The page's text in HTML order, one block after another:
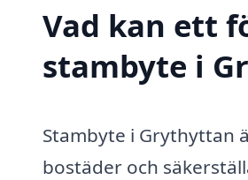
Vad kan ett
stambyte i
Stambyte i Grythyttan
bostäder och